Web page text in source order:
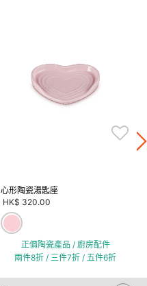
心形陶瓷湯匙座
HK$ 320.00
正價陶瓷產品 / 廚房配件
兩件8折 / 三件7折 / 五件6折